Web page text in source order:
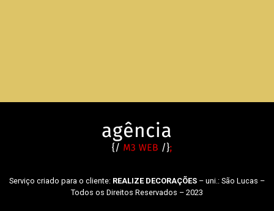
Serviço criado para o cliente: REALIZE DECORAÇÕES – uni.: São Lucas –
Todos os Direitos Reservados – 2023